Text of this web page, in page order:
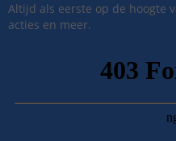
Altijd als eerste op de hoogte
acties en meer.